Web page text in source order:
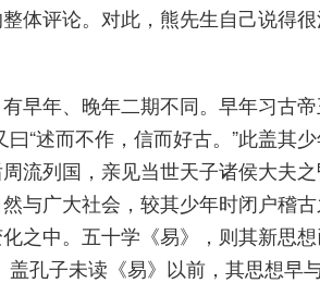
体评论。对此，熊先生自己说得很
早年、晚年二期不同。早年习古
曰“述而不作，信而好古。”此盖其
流列国，亲见当世天子诸侯大夫
与广大社会，较其少年时闭户稽
之中。五十学《易》，则其新思
盖孔子未读《易》以前，其思想